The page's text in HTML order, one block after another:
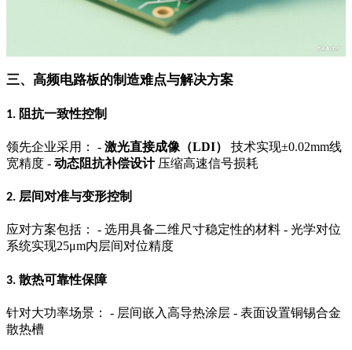
三、高频电路板的制造难点与解决方案
1. 阻抗一致性控制
领先企业采用： - 激光直接成像（LDI） 技术实现±0.02mm线
宽精度 - 动态阻抗补偿设计 压缩高速信号损耗
2. 层间对准与变形控制
应对方案包括： - 选用具备二维尺寸稳定性的材料 - 光学对位
系统实现25μm内层间对位精度
3. 散热可靠性保障
针对大功率场景： - 层间嵌入高导热涂层 - 表面设置铜锡合金
散热槽